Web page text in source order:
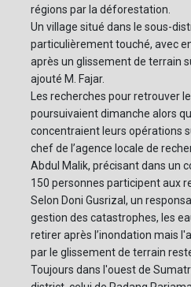
régions par la déforestation.
Un village situé dans le sous-
particulièrement touché, avec
après un glissement de terrain
ajouté M. Fajar.
Les recherches pour retrouver
poursuivaient dimanche alors
concentraient leurs opérations
chef de l’agence locale de
Abdul Malik, précisant dans un
150 personnes participent aux
Selon Doni Gusrizal, un
gestion des catastrophes, les
retirer après l’inondation mais
par le glissement de terrain
Toujours dans l'ouest de